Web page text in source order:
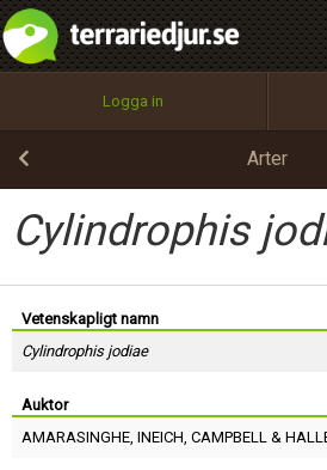
Logga in
Arter
Cylindrophis
Vetenskapligt namn
Cylindrophis jodiae
Auktor
AMARASINGHE, INEICH, CAMPBELL &
Utför
100%
OK
integritetspolicy
Namn:
Epost:
Användarnamn:
Lösenord:
Begär nytt lösenord